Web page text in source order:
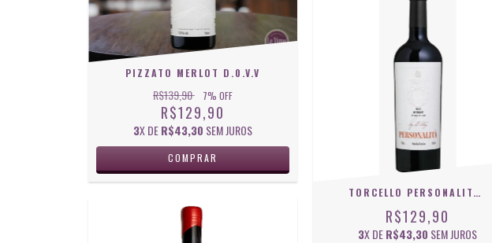
PIZZATO MERLOT D.0.V.V
R$139,90 7% OFF
R$129,90
3X DER$43,30 SEM JUROS
TORCELLO PERSONALITÀ MERLOT 750 ML
R$129,90
3X DER$43,30 SEM JUROS